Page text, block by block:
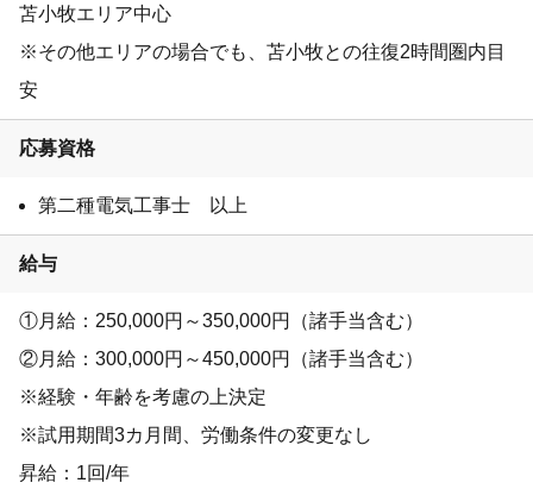
苫小牧エリア中心
※その他エリアの場合でも、苫小牧との往復2時間圏内目
安
応募資格
第二種電気工事士 以上
給与
①月給：250,000円～350,000円（諸手当含む）
②月給：300,000円～450,000円（諸手当含む）
※経験・年齢を考慮の上決定
※試用期間3カ月間、労働条件の変更なし
昇給：1回/年